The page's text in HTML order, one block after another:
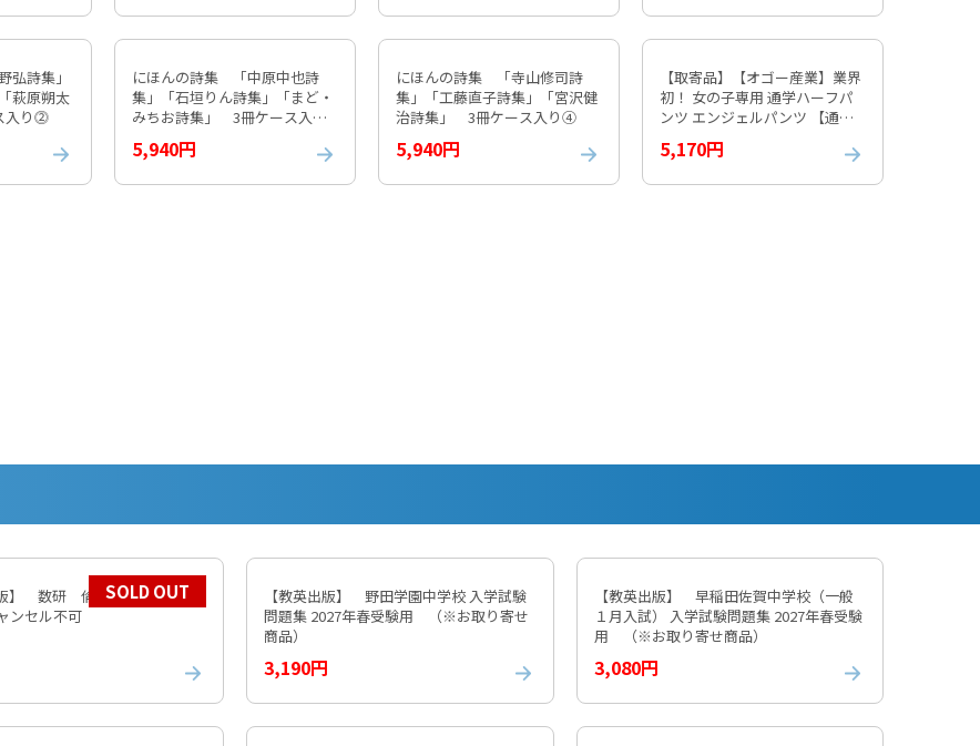
詩集」
萩原朔太
入り⓶
にほんの詩集 「中原中也詩
集」「石垣りん詩集」「まど・
みちお詩集」 3冊ケース入り
5,940円
にほんの詩集 「寺山修司詩
集」「工藤直子詩集」「宮沢健
治詩集」 3冊ケース入り④
5,940円
【取寄品】【オゴー産業】業界
初！ 女の子専用 通学ハーフパ
ンツ エンジェルパンツ 【通常
納期1週間程度】
5,170円
版】 数研 倫理 教番704 ※
ンセル不可
SOLD OUT
【教英出版】 野田学園中学校 入学試験
問題集 2027年春受験用 （※お取り寄せ
商品）
3,190円
【教英出版】 早稲田佐賀中学校（一般
１月入試） 入学試験問題集 2027年春受験
用 （※お取り寄せ商品）
3,080円